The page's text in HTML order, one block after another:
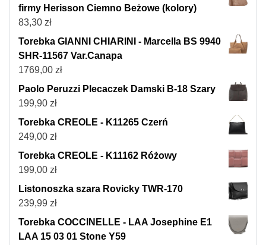
firmy Herisson Ciemno Beżowe (kolory)
83,30 zł
Torebka GIANNI CHIARINI - Marcella BS 9940
SHR-11567 Var.Canapa
1769,00 zł
Paolo Peruzzi Plecaczek Damski B-18 Szary
199,90 zł
Torebka CREOLE - K11265 Czerń
249,00 zł
Torebka CREOLE - K11162 Różowy
199,00 zł
Listonoszka szara Rovicky TWR-170
239,99 zł
Torebka COCCINELLE - LAA Josephine E1
LAA 15 03 01 Stone Y59